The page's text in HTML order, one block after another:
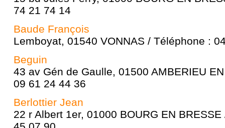
74 21 74 14
Baude François
Lemboyat, 01540 VONNAS / Téléphone :
Beguin
43 av Gén de Gaulle, 01500 AMBERIEU
09 61 24 44 36
Berlottier Jean
22 r Albert 1er, 01000 BOURG EN